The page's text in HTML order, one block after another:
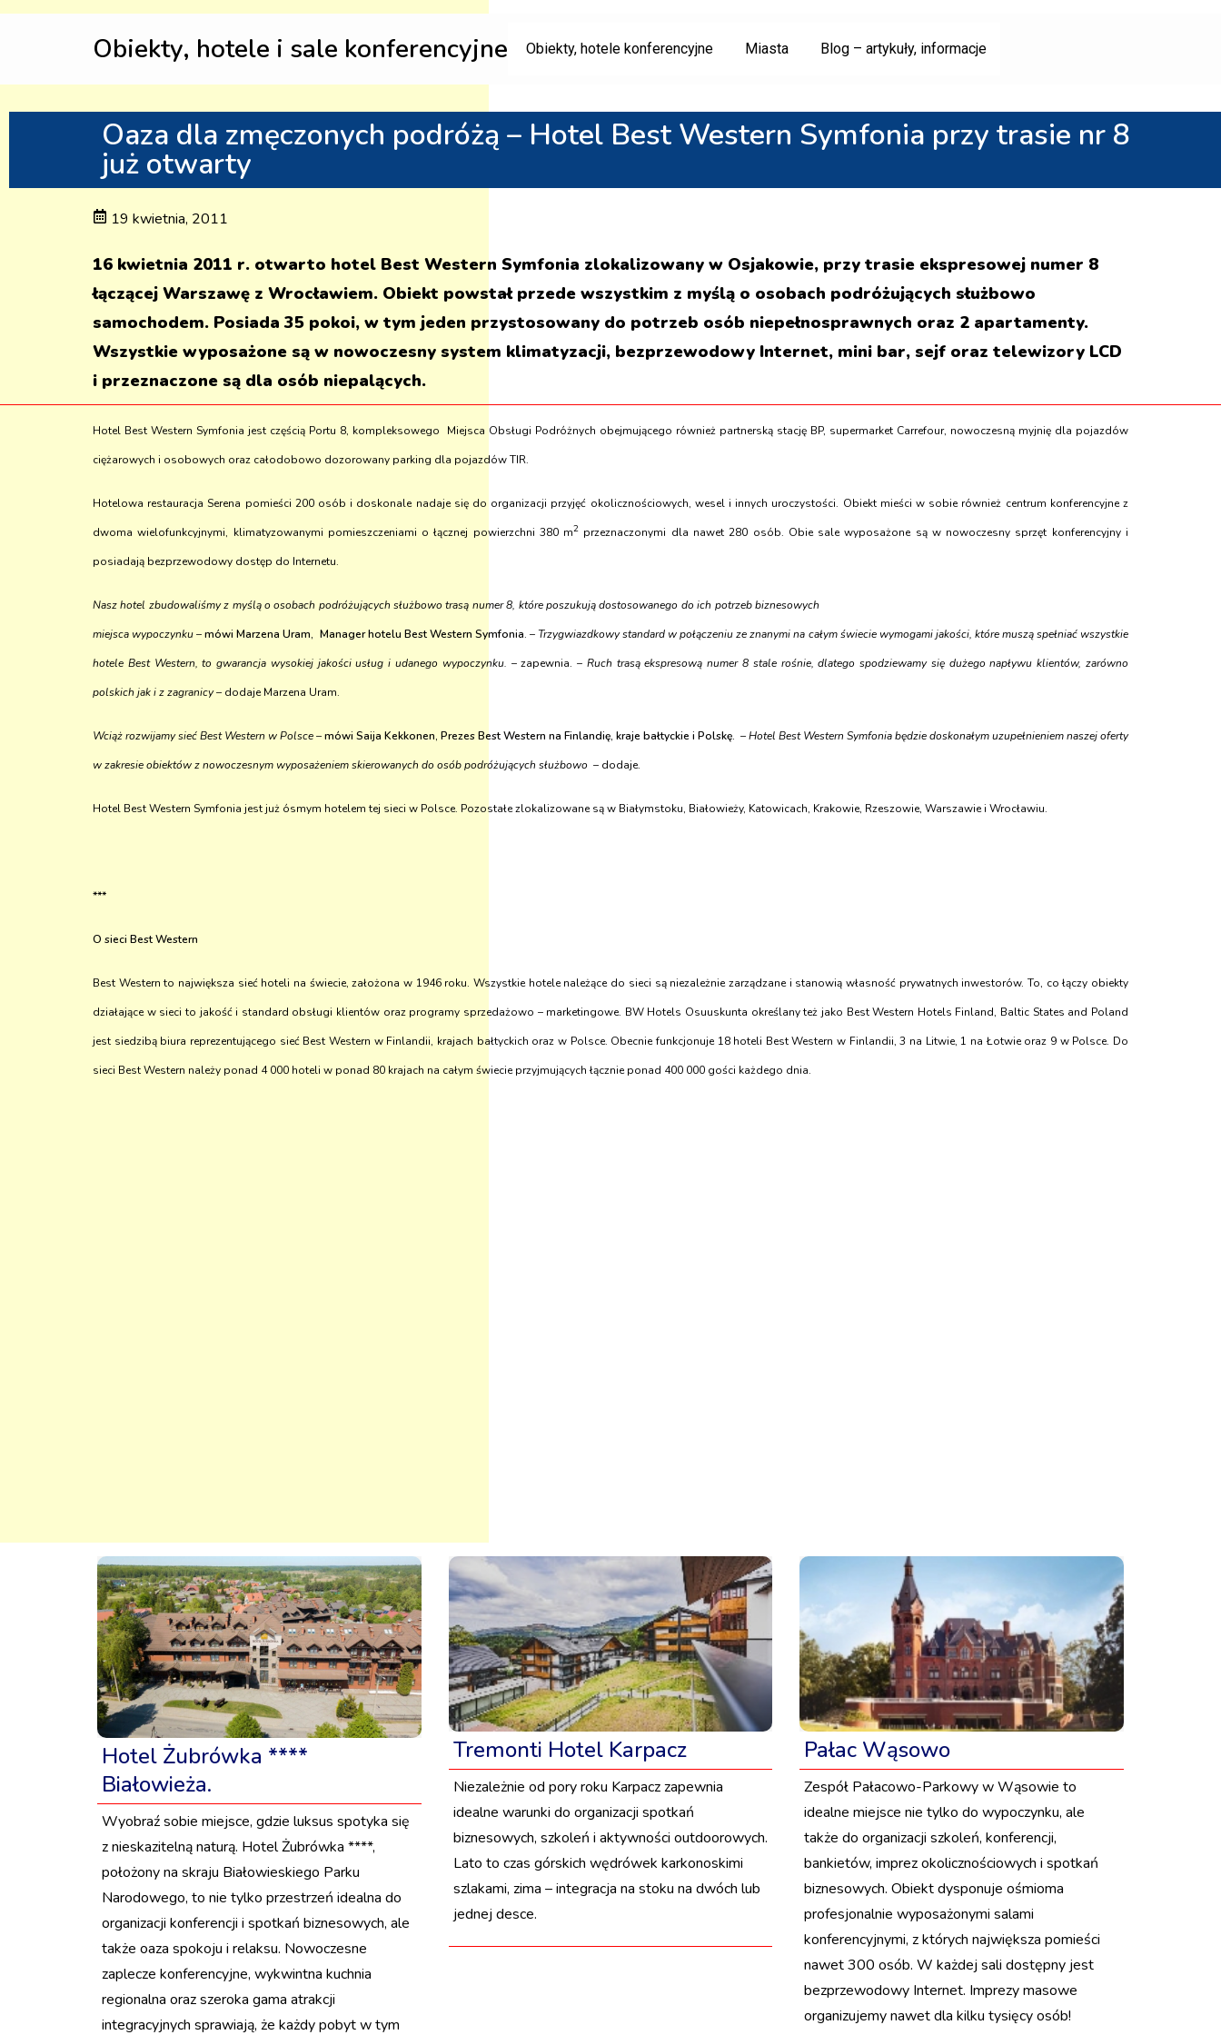
Obiekty, hotele i sale konferencyjne Obiekty, hotele konferencyjne Miasta Blog – artykuły, informacje
Oaza dla zmęczonych podróżą – Hotel Best Western Symfonia przy trasie nr 8
już otwarty
19 kwietnia, 2011
16 kwietnia 2011 r. otwarto hotel Best Western Symfonia zlokalizowany w Osjakowie, przy trasie ekspresowej numer 8
łączącej Warszawę z Wrocławiem. Obiekt powstał przede wszystkim z myślą o osobach podróżujących służbowo
samochodem. Posiada 35 pokoi, w tym jeden przystosowany do potrzeb osób niepełnosprawnych oraz 2 apartamenty.
Wszystkie wyposażone są w nowoczesny system klimatyzacji, bezprzewodowy Internet, mini bar, sejf oraz telewizory LCD
i przeznaczone są dla osób niepalących.
Hotel Best Western Symfonia jest częścią Portu 8, kompleksowego Miejsca Obsługi Podróżnych obejmującego również partnerską stację BP, supermarket Carrefour, nowoczesną myjnię dla pojazdów
ciężarowych i osobowych oraz całodobowo dozorowany parking dla pojazdów TIR.
Hotelowa restauracja Serena pomieści 200 osób i doskonale nadaje się do organizacji przyjęć okolicznościowych, wesel i innych uroczystości. Obiekt mieści w sobie również centrum konferencyjne z
dwoma wielofunkcyjnymi, klimatyzowanymi pomieszczeniami o łącznej powierzchni 380 m2 przeznaczonymi dla nawet 280 osób. Obie sale wyposażone są w nowoczesny sprzęt konferencyjny i
posiadają bezprzewodowy dostęp do Internetu.
Nasz hotel zbudowaliśmy z myślą o osobach podróżujących służbowo trasą numer 8, które poszukują dostosowanego do ich potrzeb biznesowych
miejsca wypoczynku–mówi Marzena Uram, Manager hotelu Best Western Symfonia. –Trzygwiazdkowy standard w połączeniu ze znanymi na całym świecie wymogami jakości, które muszą spełniać wszystkie
hotele Best Western, to gwarancja wysokiej jakości usług i udanego wypoczynku. – zapewnia. – Ruch trasą ekspresową numer 8 stale rośnie, dlatego spodziewamy się dużego napływu klientów, zarówno
polskich jak i z zagranicy – dodaje Marzena Uram.
Wciąż rozwijamy sieć Best Western w Polsce –mówi Saija Kekkonen, Prezes Best Western na Finlandię, kraje bałtyckie i Polskę. – Hotel Best Western Symfonia będzie doskonałym uzupełnieniem naszej oferty
w zakresie obiektów z nowoczesnym wyposażeniem skierowanych do osób podróżujących służbowo – dodaje.
Hotel Best Western Symfonia jest już ósmym hotelem tej sieci w Polsce. Pozostałe zlokalizowane są w Białymstoku, Białowieży, Katowicach, Krakowie, Rzeszowie, Warszawie i Wrocławiu.
***
O sieci Best Western
Best Western to największa sieć hoteli na świecie, założona w 1946 roku. Wszystkie hotele należące do sieci są niezależnie zarządzane i stanowią własność prywatnych inwestorów. To, co łączy obiekty
działające w sieci to jakość i standard obsługi klientów oraz programy sprzedażowo – marketingowe. BW Hotels Osuuskunta określany też jako Best Western Hotels Finland, Baltic States and Poland
jest siedzibą biura reprezentującego sieć Best Western w Finlandii, krajach bałtyckich oraz w Polsce. Obecnie funkcjonuje 18 hoteli Best Western w Finlandii, 3 na Litwie, 1 na Łotwie oraz 9 w Polsce. Do
sieci Best Western należy ponad 4 000 hoteli w ponad 80 krajach na całym świecie przyjmujących łącznie ponad 400 000 gości każdego dnia.
Hotel Żubrówka ****
Białowieża.
Wyobraź sobie miejsce, gdzie luksus spotyka się
z nieskazitelną naturą. Hotel Żubrówka ****,
położony na skraju Białowieskiego Parku
Narodowego, to nie tylko przestrzeń idealna do
organizacji konferencji i spotkań biznesowych, ale
także oaza spokoju i relaksu. Nowoczesne
zaplecze konferencyjne, wykwintna kuchnia
regionalna oraz szeroka gama atrakcji
integracyjnych sprawiają, że każdy pobyt w tym
Tremonti Hotel Karpacz
Niezależnie od pory roku Karpacz zapewnia
idealne warunki do organizacji spotkań
biznesowych, szkoleń i aktywności outdoorowych.
Lato to czas górskich wędrówek karkonoskimi
szlakami, zima – integracja na stoku na dwóch lub
jednej desce.
Pałac Wąsowo
Zespół Pałacowo-Parkowy w Wąsowie to
idealne miejsce nie tylko do wypoczynku, ale
także do organizacji szkoleń, konferencji,
bankietów, imprez okolicznościowych i spotkań
biznesowych. Obiekt dysponuje ośmioma
profesjonalnie wyposażonymi salami
konferencyjnymi, z których największa pomieści
nawet 300 osób. W każdej sali dostępny jest
bezprzewodowy Internet. Imprezy masowe
organizujemy nawet dla kilku tysięcy osób!